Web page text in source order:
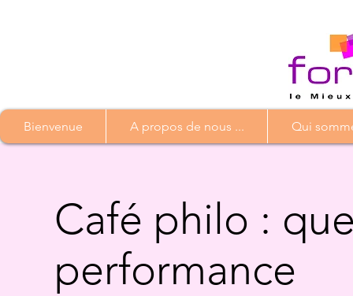
Bienvenue A propos de nous ... Qui
Café philo :
performance